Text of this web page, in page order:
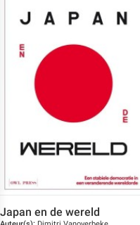
Japan en de wereld